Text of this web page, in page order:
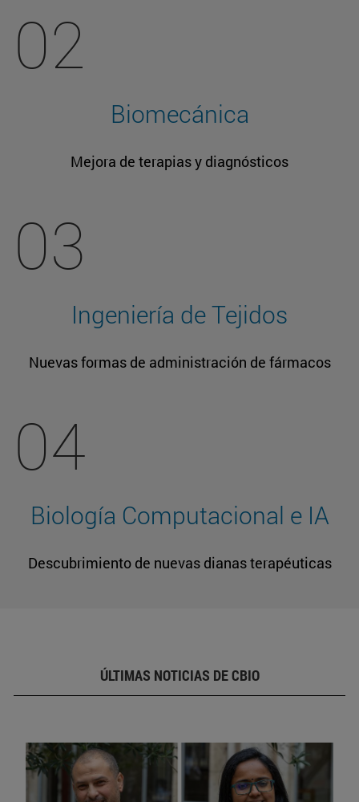
02
Biomecánica
Mejora de terapias y diagnósticos
03
Ingeniería de Tejidos
Nuevas formas de administración de fármacos
04
Biología Computacional e IA
Descubrimiento de nuevas dianas terapéuticas
ÚLTIMAS NOTICIAS DE CBIO